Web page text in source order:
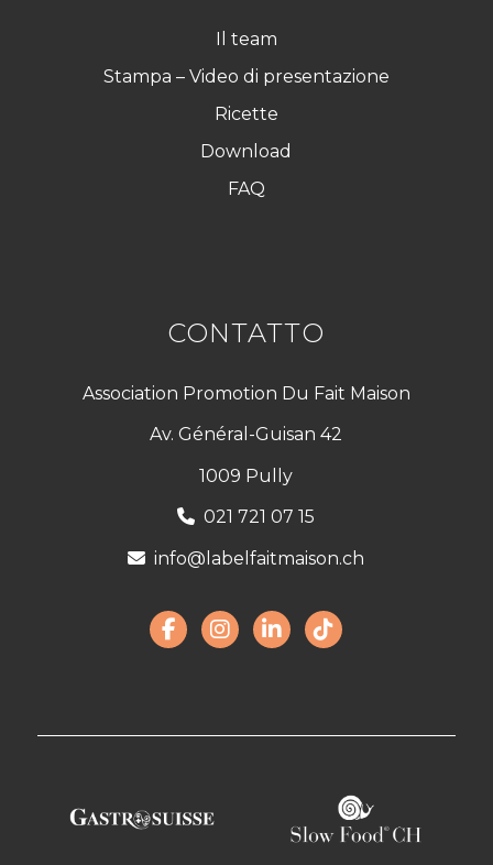
Il team
Stampa – Video di presentazione
Ricette
Download
FAQ
CONTATTO
Association Promotion Du Fait Maison
Av. Général-Guisan 42
1009 Pully
021 721 07 15
info@labelfaitmaison.ch